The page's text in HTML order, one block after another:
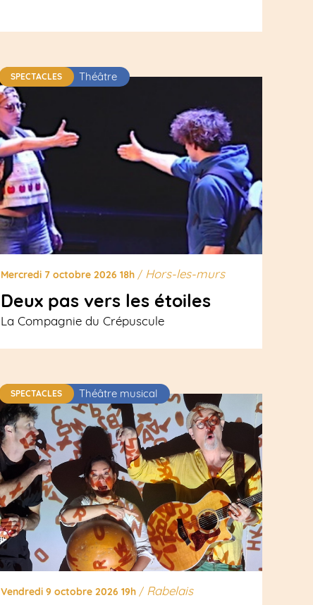
Mercredi 7 octobre 2026 18h/ Hors-les-murs
Deux pas vers les étoiles
La Compagnie du Crépuscule
SPECTACLES Théâtre
Vendredi 9 octobre 2026 19h/ Rabelais
SPECTACLES Théâtre musical